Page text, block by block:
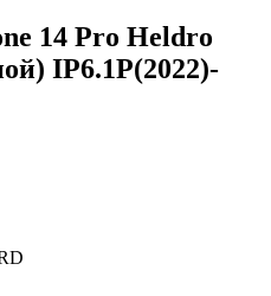
14 Pro Heldro
IP6.1P(2022)-